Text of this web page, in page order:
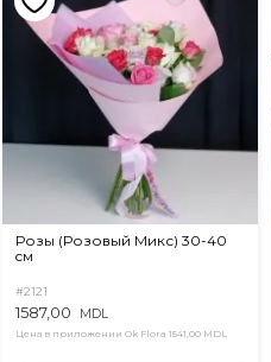
Розы (Розовый Микс) 30-40
cм
#2121
1587,00 MDL
Цена в приложении Ok Flora 1541,00 MDL